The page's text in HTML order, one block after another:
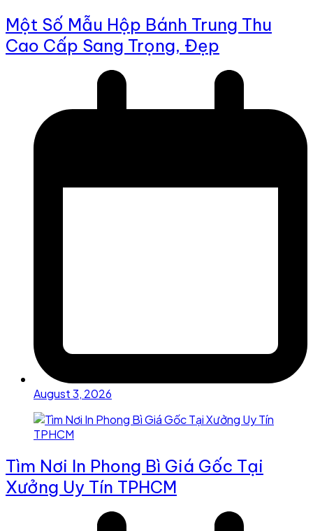
Một Số Mẫu Hộp Bánh Trung Thu
Cao Cấp Sang Trọng, Đẹp
August 3, 2026
Tìm Nơi In Phong Bì Giá Gốc Tại
Xưởng Uy Tín TPHCM